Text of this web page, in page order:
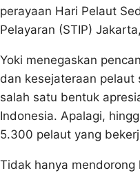
perayaan Hari Pelaut
Pelayaran (STIP)
Yoki menegaskan
dan kesejateraan pelaut
salah satu bentuk
Indonesia. Apalagi,
5.300 pelaut yang
Tidak hanya